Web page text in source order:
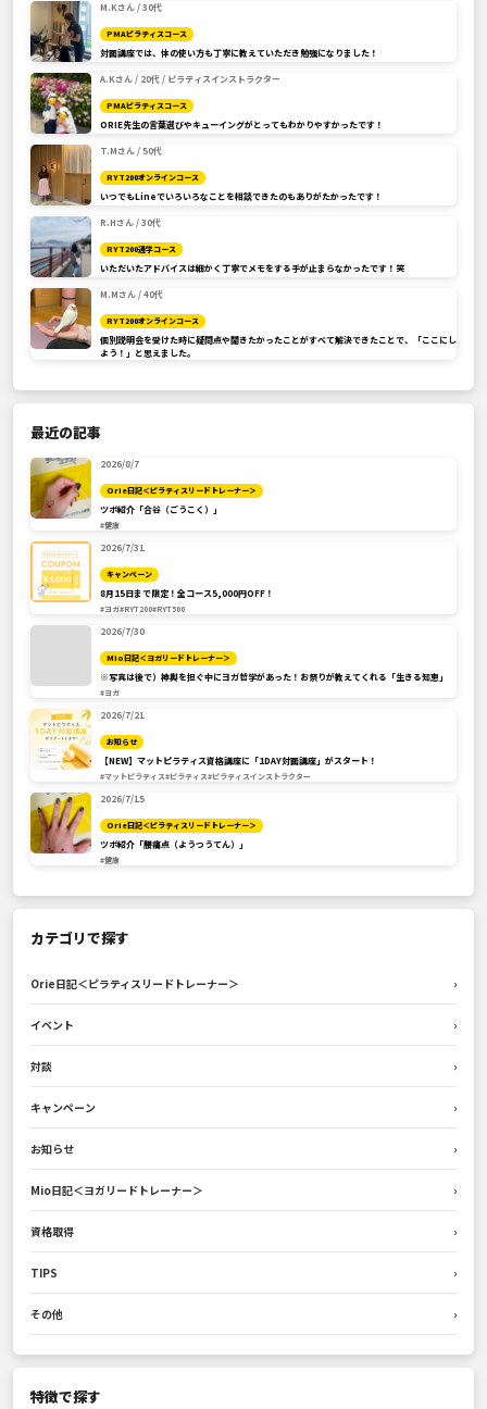
M.Kさん / 30代
PMAピラティスコース
対面講座では、体の使い方も丁寧に教えていただき勉強になりました！
A.Kさん / 20代 / ピラティスインストラクター
PMAピラティスコース
ORIE先生の言葉選びやキューイングがとってもわかりやすかったです！
T.Mさん / 50代
RYT200オンラインコース
いつでもLineでいろいろなことを相談できたのもありがたかったです！
R.Hさん / 30代
RYT200通学コース
いただいたアドバイスは細かく丁寧でメモをする手が止まらなかったです！笑
M.Mさん / 40代
RYT200オンラインコース
個別説明会を受けた時に疑問点や聞きたかったことがすべて解決できたことで、「ここにし
よう！」と思えました。
最近の記事
2026/8/7
Orie日記＜ピラティスリードトレーナー＞
ツボ紹介「合谷（ごうこく）」
#健康
2026/7/31
キャンペーン
8月15日まで限定！全コース5,000円OFF！
#ヨガ#RYT200#RYT500
2026/7/30
Mio日記＜ヨガリードトレーナー＞
※写真は後で）神輿を担ぐ中にヨガ哲学があった！お祭りが教えてくれる「生きる知恵」
#ヨガ
2026/7/21
お知らせ
【NEW】マットピラティス資格講座に「1DAY対面講座」がスタート！
#マットピラティス#ピラティス#ピラティスインストラクター
2026/7/15
Orie日記＜ピラティスリードトレーナー＞
ツボ紹介「腰痛点（ようつうてん）」
#健康
カテゴリで探す
Orie日記＜ピラティスリードトレーナー＞ ›
イベント ›
対談 ›
キャンペーン ›
お知らせ ›
Mio日記＜ヨガリードトレーナー＞ ›
資格取得 ›
TIPS ›
その他 ›
特徴で探す